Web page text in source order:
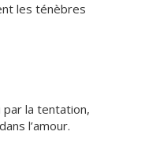
les ténèbres
par la tentation,
l’amour.